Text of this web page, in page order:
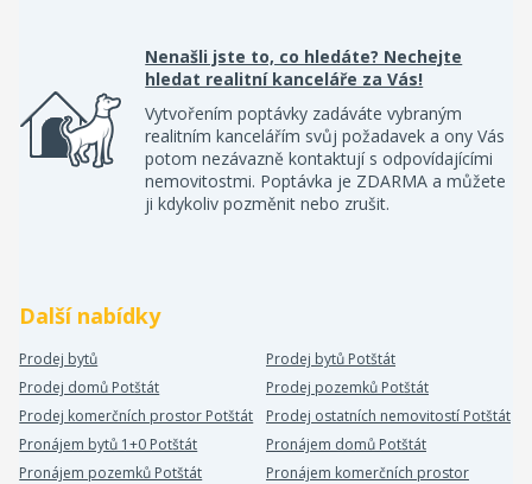
Nenašli jste to, co hledáte? Nechejte
hledat realitní kanceláře za Vás!
Vytvořením poptávky zadáváte vybraným
realitním kancelářím svůj požadavek a ony Vás
potom nezávazně kontaktují s odpovídajícími
nemovitostmi. Poptávka je ZDARMA a můžete
ji kdykoliv pozměnit nebo zrušit.
Další nabídky
Prodej bytů
Prodej bytů Potštát
Prodej domů Potštát
Prodej pozemků Potštát
Prodej komerčních prostor Potštát
Prodej ostatních nemovitostí Potštát
Pronájem bytů 1+0 Potštát
Pronájem domů Potštát
Pronájem pozemků Potštát
Pronájem komerčních prostor